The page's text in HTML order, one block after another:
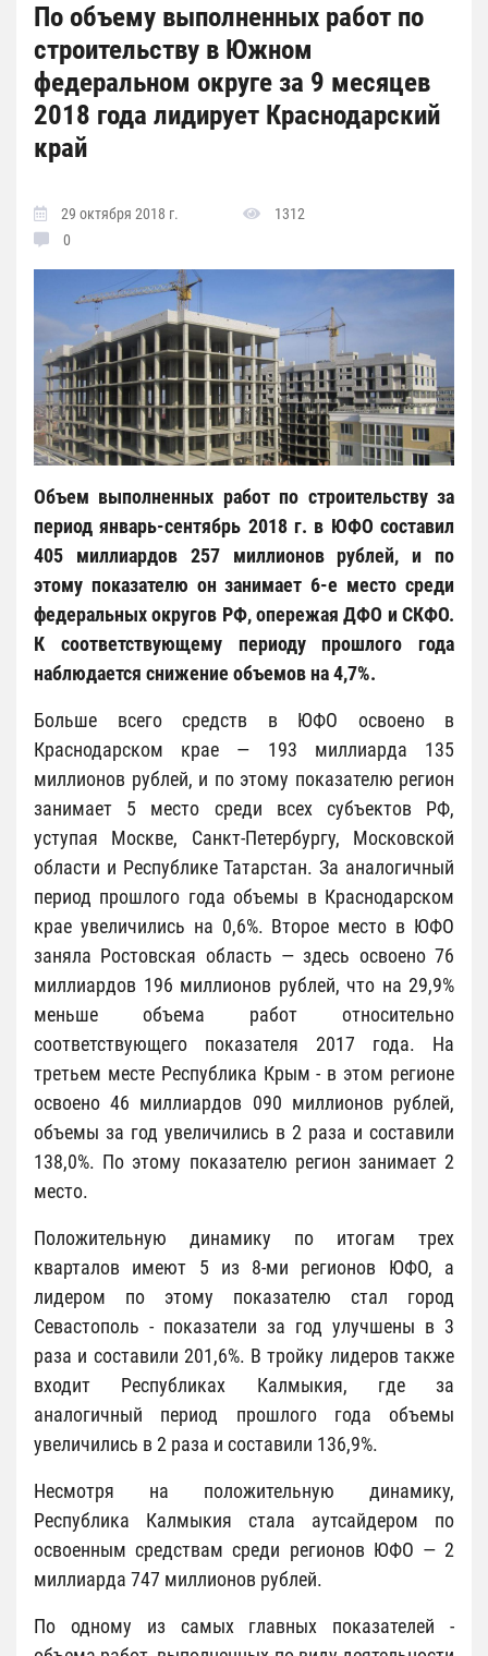
По объему выполненных работ по
строительству в Южном
федеральном округе за 9 месяцев
2018 года лидирует Краснодарский
край
29 октября 2018 г.
1312
0
Объем выполненных работ по строительству за
период январь-сентябрь 2018 г. в ЮФО составил
405 миллиардов 257 миллионов рублей, и по
этому показателю он занимает 6-е место среди
федеральных округов РФ, опережая ДФО и СКФО.
К соответствующему периоду прошлого года
наблюдается снижение объемов на 4,7%.
Больше всего средств в ЮФО освоено в
Краснодарском крае — 193 миллиарда 135
миллионов рублей, и по этому показателю регион
занимает 5 место среди всех субъектов РФ,
уступая Москве, Санкт-Петербургу, Московской
области и Республике Татарстан. За аналогичный
период прошлого года объемы в Краснодарском
крае увеличились на 0,6%. Второе место в ЮФО
заняла Ростовская область — здесь освоено 76
миллиардов 196 миллионов рублей, что на 29,9%
меньше объема работ относительно
соответствующего показателя 2017 года. На
третьем месте Республика Крым - в этом регионе
освоено 46 миллиардов 090 миллионов рублей,
объемы за год увеличились в 2 раза и составили
138,0%. По этому показателю регион занимает 2
место.
Положительную динамику по итогам трех
кварталов имеют 5 из 8-ми регионов ЮФО, а
лидером по этому показателю стал город
Севастополь - показатели за год улучшены в 3
раза и составили 201,6%. В тройку лидеров также
входит Республиках Калмыкия, где за
аналогичный период прошлого года объемы
увеличились в 2 раза и составили 136,9%.
Несмотря на положительную динамику,
Республика Калмыкия стала аутсайдером по
освоенным средствам среди регионов ЮФО — 2
миллиарда 747 миллионов рублей.
По одному из самых главных показателей -